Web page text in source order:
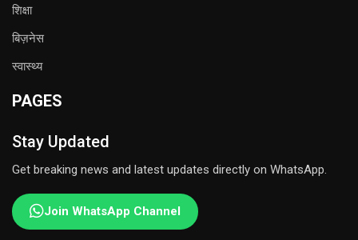
शिक्षा
बिज़नेस
स्वास्थ्य
PAGES
Stay Updated
Get breaking news and latest updates directly on WhatsApp.
Join WhatsApp Channel